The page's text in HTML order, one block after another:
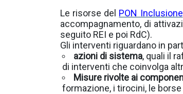
Le risorse del PON Inclusione
accompagnamento, di
seguito REI e poi RdC).
Gli interventi riguardano in
azioni di sistema, quali il
di interventi che coinvolga
Misure rivolte ai
formazione, i tirocini, le